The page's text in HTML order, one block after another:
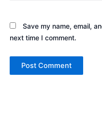
Save my name, email,
next time I comment.